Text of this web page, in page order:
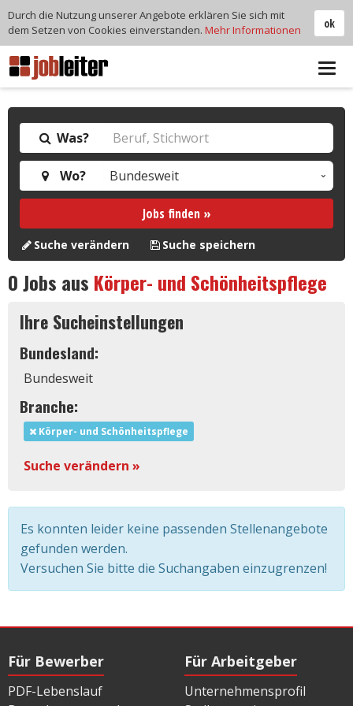
Was?
Wo?
Jobs finden »
Suche verändern Suche speichern
0Jobs aus Körper- und Schönheitspflege
Ihre Sucheinstellungen
Bundesland:
Bundesweit
Branche:
Körper- und Schönheitspflege
Suche verändern »
Es konnten leider keine passenden Stellenangebote
gefunden werden.
Versuchen Sie bitte die Suchangaben einzugrenzen!
Für Bewerber
PDF-Lebenslauf
Für Arbeitgeber
Unternehmensprofil
ok
Durch die Nutzung unserer Angebote erklären Sie sich mit
dem Setzen von Cookies einverstanden. Mehr Informationen